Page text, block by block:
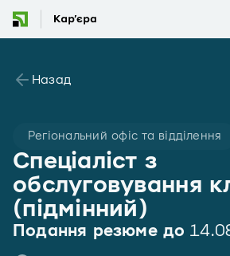
Назад
Регіональний офіс та відділення
Спеціаліст з
обслуговування
(підмінний)
Подання резюме до